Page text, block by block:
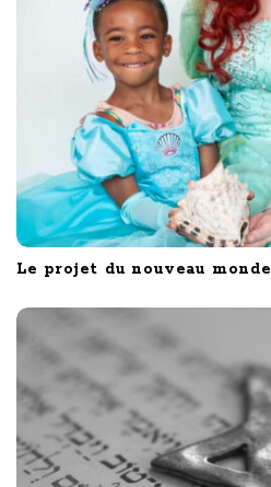
Le projet du nouveau monde